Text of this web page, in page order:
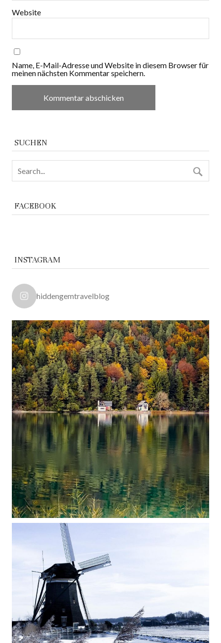
Website
Name, E-Mail-Adresse und Website in diesem Browser für
meinen nächsten Kommentar speichern.
SUCHEN
FACEBOOK
INSTAGRAM
hiddengemtravelblog